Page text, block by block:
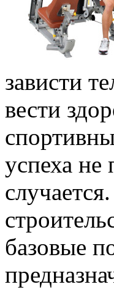
зависти
вести
успеха не
базовые